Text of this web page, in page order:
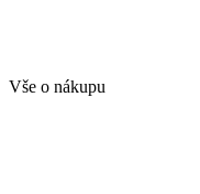
Vše o nákupu